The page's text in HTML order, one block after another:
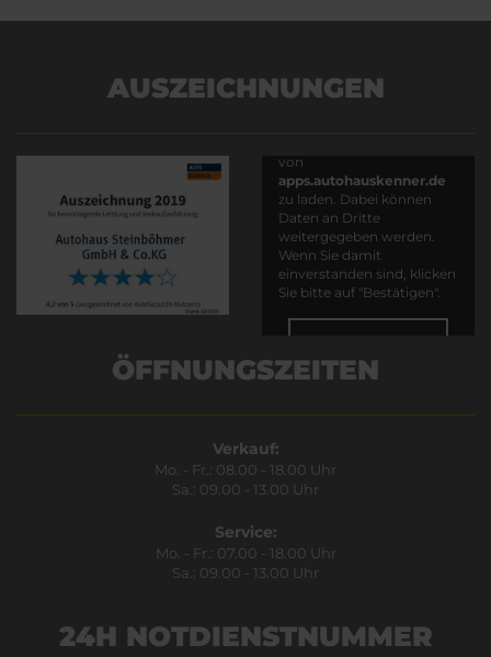
AUSZEICHNUNGEN
von
apps.autohauskenner.de
zu laden. Dabei können
Daten an Dritte
weitergegeben werden.
Wenn Sie damit
einverstanden sind, klicken
Sie bitte auf "Bestätigen".
ÖFFNUNGSZEITEN
Verkauf:
Mo. - Fr.: 08.00 - 18.00 Uhr
Sa.: 09.00 - 13.00 Uhr
Service:
Mo. - Fr.: 07.00 - 18.00 Uhr
Sa.: 09.00 - 13.00 Uhr
24H NOTDIENSTNUMMER